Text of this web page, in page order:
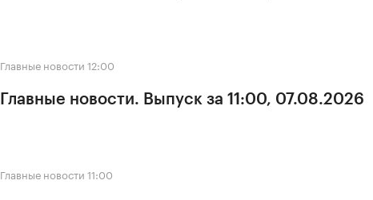
Главные новости 12:00
Главные новости. Выпуск за 11:00, 07.08.2026
Главные новости 11:00